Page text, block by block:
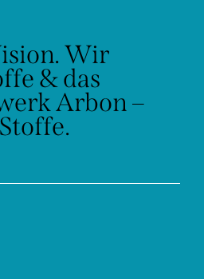
Wir
& das
Arbon –